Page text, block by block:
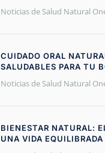
Noticias de Salud Natural
CUIDADO ORAL
SALUDABLES PARA TU
Noticias de Salud Natural
BIENESTAR NATURAL:
UNA VIDA EQUILIBRADA